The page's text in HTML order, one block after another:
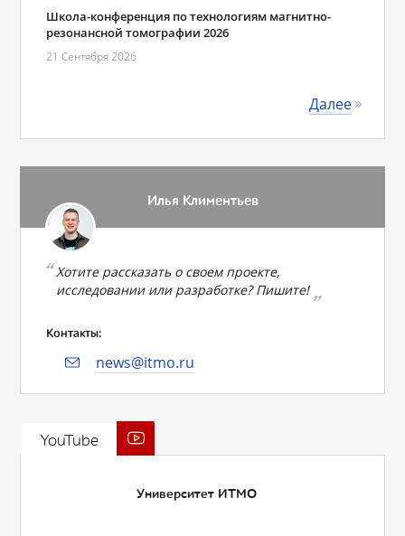
Школа-конференция по технологиям магнитно-
резонансной томографии 2026
21 Сентября 2026
Далее
Илья Климентьев
Хотите рассказать о своем проекте,
исследовании или разработке? Пишите!
Контакты:
news@itmo.ru
YouTube
Университет ИТМО